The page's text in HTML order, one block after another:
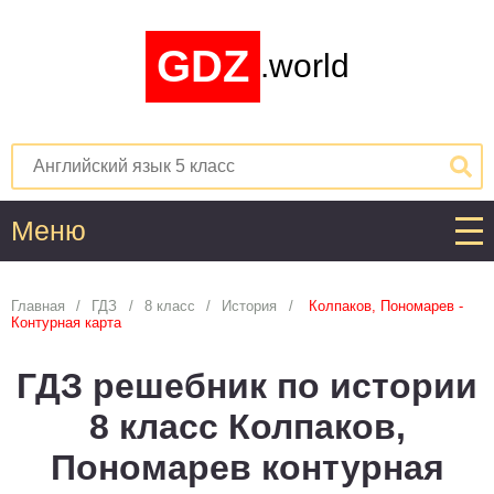
GDZ .world
Меню
1
2 3
Английский язык
3 4 5 6 7 8 9 10
Астрономия
Главная ГДЗ 8 класс История
Колпаков, Пономарев -
Контурная карта
ГДЗ решебник по истории
8 класс Колпаков,
Пономарев контурная